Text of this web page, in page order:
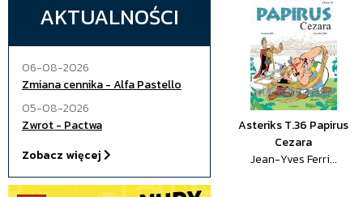
AKTUALNOŚCI
06-08-2026
Zmiana cennika - Alfa Pastello
05-08-2026
Zwrot - Pactwa
Zobacz więcej
Asteriks T.36 Papirus
Cezara
Jean-Yves Ferri...